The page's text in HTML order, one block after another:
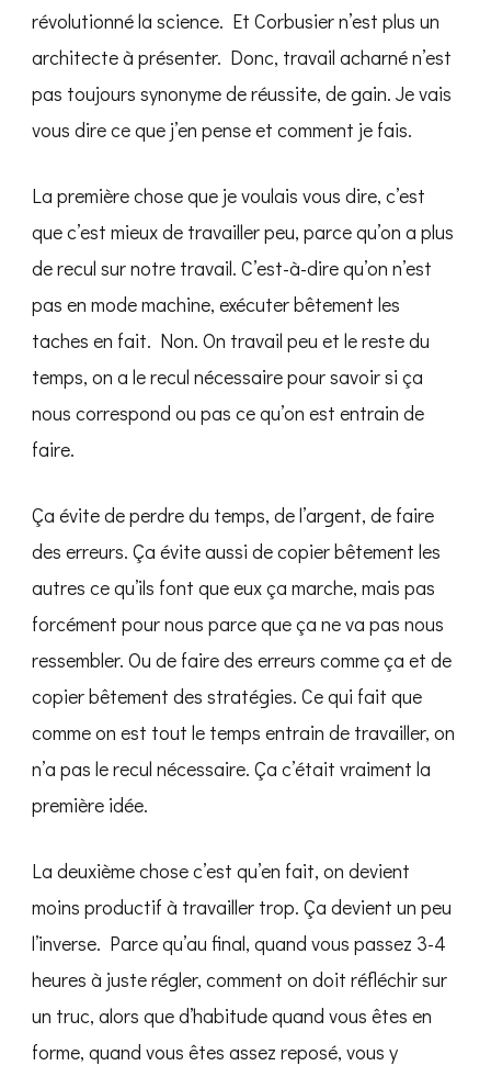
révolutionné la science. Et Corbusier n’est plus un
architecte à présenter. Donc, travail acharné n’est
pas toujours synonyme de réussite, de gain. Je vais
vous dire ce que j’en pense et comment je fais.
La première chose que je voulais vous dire, c’est
que c’est mieux de travailler peu, parce qu’on a plus
de recul sur notre travail. C’est-à-dire qu’on n’est
pas en mode machine, exécuter bêtement les
taches en fait. Non. On travail peu et le reste du
temps, on a le recul nécessaire pour savoir si ça
nous correspond ou pas ce qu’on est entrain de
faire.
Ça évite de perdre du temps, de l’argent, de faire
des erreurs. Ça évite aussi de copier bêtement les
autres ce qu’ils font que eux ça marche, mais pas
forcément pour nous parce que ça ne va pas nous
ressembler. Ou de faire des erreurs comme ça et de
copier bêtement des stratégies. Ce qui fait que
comme on est tout le temps entrain de travailler, on
n’a pas le recul nécessaire. Ça c’était vraiment la
première idée.
La deuxième chose c’est qu’en fait, on devient
moins productif à travailler trop. Ça devient un peu
l’inverse. Parce qu’au final, quand vous passez 3-4
heures à juste régler, comment on doit réfléchir sur
un truc, alors que d’habitude quand vous êtes en
forme, quand vous êtes assez reposé, vous y